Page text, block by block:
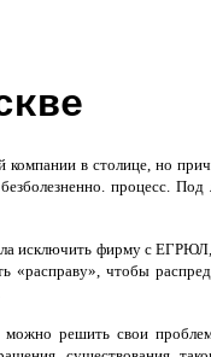
в столице, но
процесс.
исключить фирму с
«расправу», чтобы
решить свои